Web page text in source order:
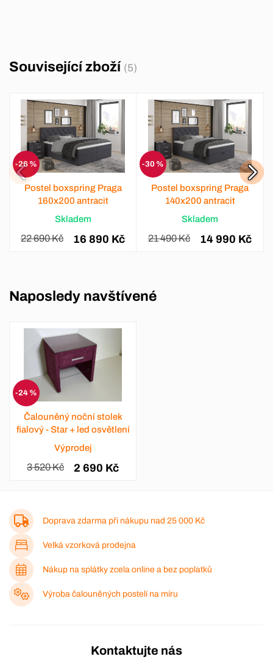
Související zboží (5)
-26 %
Postel boxspring Praga
160x200 antracit
Skladem
22 690 Kč 16 890 Kč
-30 %
Postel boxspring Praga
140x200 antracit
Skladem
21 490 Kč 14 990 Kč
Naposledy navštívené
-24 %
Čalouněný noční stolek
fialový - Star + led osvětlení
Výprodej
3 520 Kč 2 690 Kč
Doprava zdarma při nákupu nad 25 000 Kč
Velká vzorková prodejna
Nákup na splátky zcela online a bez poplatků
Výroba čalouněných postelí na míru
Kontaktujte nás